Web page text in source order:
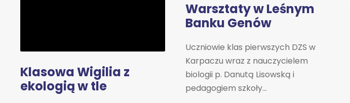
Klasowa Wigilia z
ekologią w tle
Warsztaty w Leśnym
Banku Genów
Uczniowie klas pierwszych DZS w
Karpaczu wraz z nauczycielem
biologii p. Danutą Lisowską i
pedagogiem szkoły...